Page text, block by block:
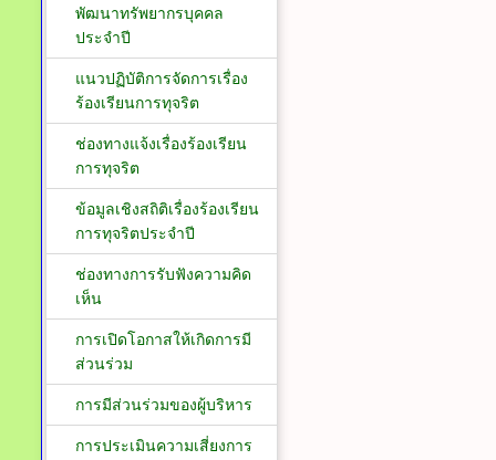
พัฒนาทรัพยากรบุคคล
ประจำปี
แนวปฏิบัติการจัดการเรื่อง
ร้องเรียนการทุจริต
ช่องทางแจ้งเรื่องร้องเรียน
การทุจริต
ข้อมูลเชิงสถิติเรื่องร้องเรียน
การทุจริตประจำปี
ช่องทางการรับฟังความคิด
เห็น
การเปิดโอกาสให้เกิดการมี
ส่วนร่วม
การมีส่วนร่วมของผู้บริหาร
การประเมินความเสี่ยงการ